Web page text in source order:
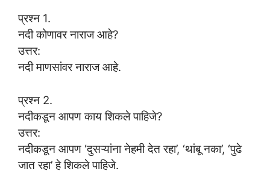
प्रश्न 1.
नदी कोणावर नाराज आहे?
उत्तर:
नदी माणसांवर नाराज आहे.
प्रश्न 2.
नदीकडून आपण काय शिकले पाहिजे?
उत्तर:
नदीकडून आपण ‘दुसऱ्यांना नेहमी देत रहा’, ‘थांबू नका’, ‘पुढे
जात रहा’ हे शिकले पाहिजे.